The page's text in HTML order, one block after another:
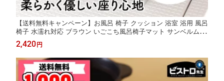
【送料無料キャンペーン】お風呂 椅子 クッション 浴室 浴用 風呂
椅子 水濡れ対応 ブラウン いごこち風呂椅子マット サンベルム(s
anbelm)
2,420 円